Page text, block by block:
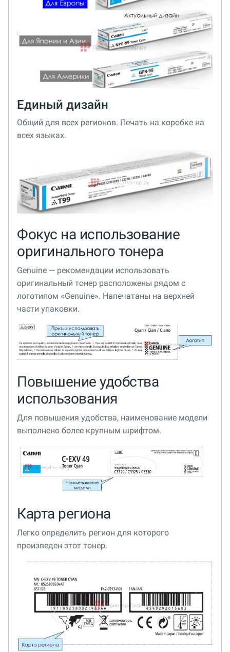
Единый дизайн
Общий для всех регионов. Печать на коробке на
всех языках.
Фокус на использование
оригинального тонера
Genuine — рекомендации использовать
оригинальный тонер расположены рядом с
логотипом «Genuine». Напечатаны на верхней
части упаковки.
Повышение удобства
использования
Для повышения удобства, наименование модели
выполнено более крупным шрифтом.
Карта региона
Легко определить регион для которого
произведен этот тонер.